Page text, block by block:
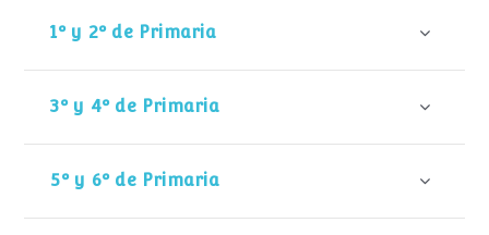
1º y 2º de Primaria
3º y 4º de Primaria
5º y 6º de Primaria